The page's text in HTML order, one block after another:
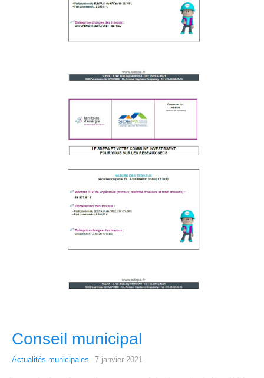
Conseil municipal
Actualités municipales 7 janvier 2021